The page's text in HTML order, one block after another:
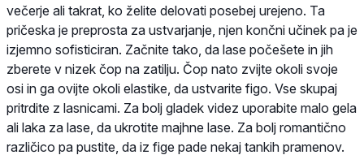
večerje ali takrat, ko želite delovati posebej urejeno. Ta
pričeska je preprosta za ustvarjanje, njen končni učinek pa je
izjemno sofisticiran. Začnite tako, da lase počešete in jih
zberete v nizek čop na zatilju. Čop nato zvijte okoli svoje
osi in ga ovijte okoli elastike, da ustvarite figo. Vse skupaj
pritrdite z lasnicami. Za bolj gladek videz uporabite malo gela
ali laka za lase, da ukrotite majhne lase. Za bolj romantično
različico pa pustite, da iz fige pade nekaj tankih pramenov.